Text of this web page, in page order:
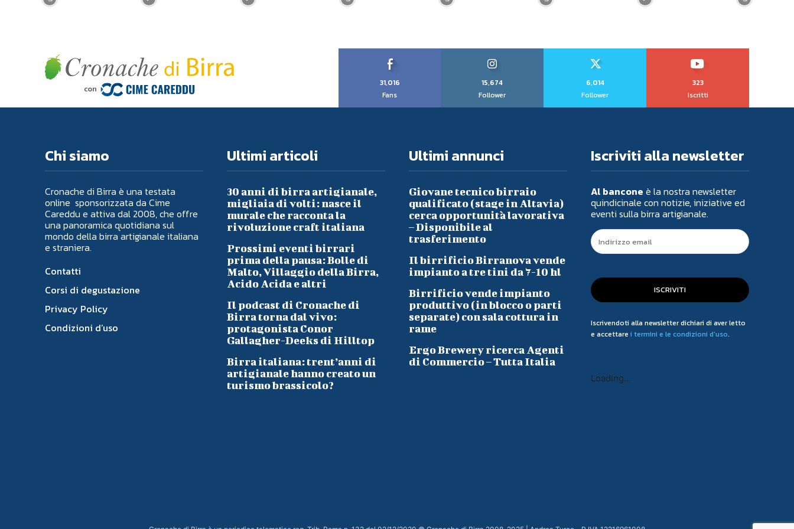
31,016
Fans
15,674
Follower
6,014
Follower
323
Iscritti
Chi siamo
Cronache di Birra è una testata
online sponsorizzata da Cime
Careddu e attiva dal 2008, che offre
una panoramica quotidiana sul
mondo della birra artigianale italiana
e straniera.
Contatti
Corsi di degustazione
Privacy Policy
Condizioni d’uso
Ultimi articoli
30 anni di birra artigianale,
migliaia di volti: nasce il
murale che racconta la
rivoluzione craft italiana
Prossimi eventi birrari
prima della pausa: Bolle di
Malto, Villaggio della Birra,
Acido Acida e altri
Il podcast di Cronache di
Birra torna dal vivo:
protagonista Conor
Gallagher-Deeks di Hilltop
Birra italiana: trent’anni di
artigianale hanno creato un
turismo brassicolo?
Ultimi annunci
Giovane tecnico birraio
qualificato (stage in Altavia)
cerca opportunità lavorativa
– Disponibile al
trasferimento
Il birrificio Birranova vende
impianto a tre tini da 7-10 hl
Birrificio vende impianto
produttivo (in blocco o parti
separate) con sala cottura in
rame
Ergo Brewery ricerca Agenti
di Commercio – Tutta Italia
Iscriviti alla newsletter
Al bancone è la nostra newsletter
quindicinale con notizie, iniziative ed
eventi sulla birra artigianale.
ISCRIVITI
Iscrivendoti alla newsletter dichiari di aver letto
e accettare i termini e le condizioni d'uso.
Loading...